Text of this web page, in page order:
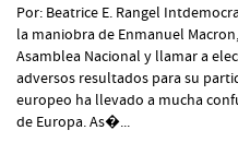
Por: Beatrice E. Rangel
la maniobra de Enmanuel
Asamblea Nacional y llamar a
adversos resultados para su
europeo ha llevado a mucha
de Europa. As�...